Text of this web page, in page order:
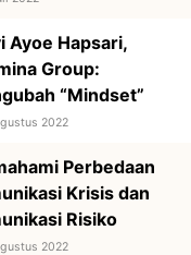
Ayoe Hapsari,
Group:
“Mindset”
2022
Perbedaan
Krisis dan
Risiko
2022